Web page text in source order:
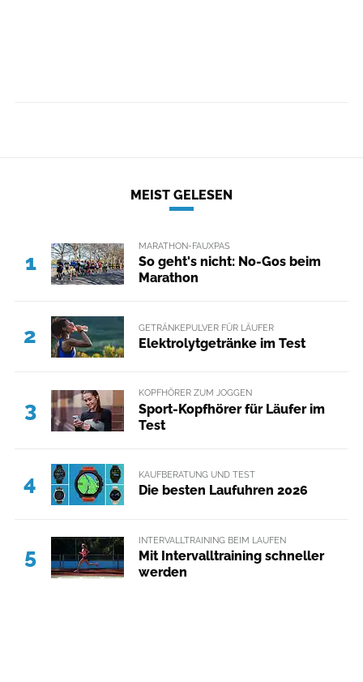
MEIST GELESEN
1
MARATHON-FAUXPAS
So geht's nicht: No-Gos beim
Marathon
2 GETRÄNKEPULVER FÜR LÄUFER
Elektrolytgetränke im Test
3
KOPFHÖRER ZUM JOGGEN
Sport-Kopfhörer für Läufer im
Test
4 KAUFBERATUNG UND TEST
Die besten Laufuhren 2026
5
INTERVALLTRAINING BEIM LAUFEN
Mit Intervalltraining schneller
werden